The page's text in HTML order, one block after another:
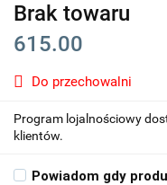
Brak towaru
615.00
Do przechowalni
Program lojalnościowy
klientów.
Powiadom gdy